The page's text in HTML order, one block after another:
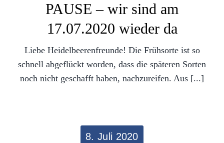
PAUSE – wir sind am
17.07.2020 wieder da
Liebe Heidelbeerenfreunde! Die Frühsorte ist so
schnell abgeflückt worden, dass die späteren Sorten
noch nicht geschafft haben, nachzureifen. Aus [...]
8. Juli 2020